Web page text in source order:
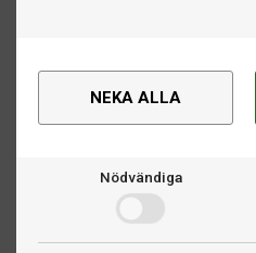
NEKA ALLA
Nödvändiga